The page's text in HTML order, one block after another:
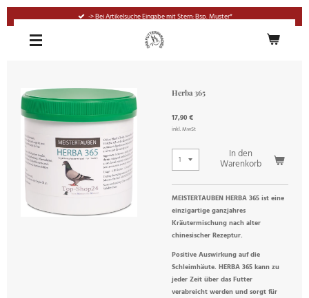
springen
-> Bei Artikelsuche Eingabe mit Stern: Bsp. Muster*
Herba 365
17,90 €
inkl. MwSt
In den
Warenkorb
MEISTERTAUBEN HERBA 365 ist eine
einzigartige ganzjahres
Kräutermischung nach alter
chinesischer Rezeptur.
Positive Auswirkung auf die
Schleimhäute. HERBA 365 kann zu
jeder Zeit über das Futter
verabreicht werden und sorgt für